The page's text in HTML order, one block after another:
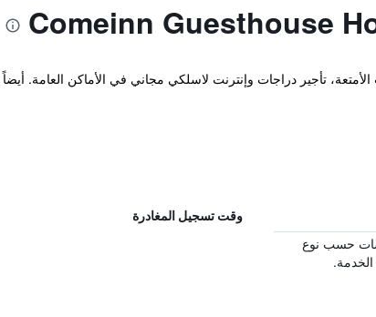
وقت تسجيل المغادرة
حسب نوع